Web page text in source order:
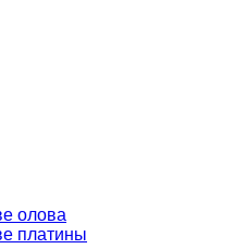
олова
платины